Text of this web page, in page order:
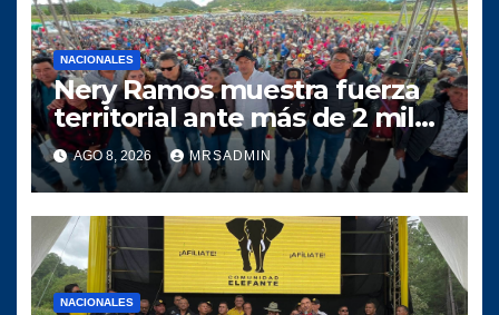
NACIONALES
Nery Ramos muestra fuerza
territorial ante más de 2 mil
personas en Huehuetenango
AGO 8, 2026 MRSADMIN
NACIONALES